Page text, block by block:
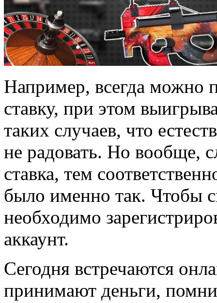
Например, всегда можно
ставку, при этом
таких случаев, что
не радовать. Но вообще,
ставка, тем
было именно так. Чтобы
необходимо
аккаунт.
Сегодня встречаются
принимают деньги,